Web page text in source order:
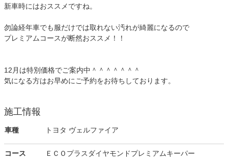
新車時にはおススメですね。
勿論経年車でも服だけでは取れない汚れが綺麗になるので
プレミアムコースが断然おススメ！！
12月は特別価格でご案内中＾＾＾＾＾＾＾
気になる方はお早めにご予約をお待ちしております。
施工情報
車種 トヨタ ヴェルファイア
コース ＥＣＯプラスダイヤモンドプレミアムキーパー